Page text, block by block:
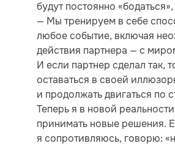
будут постоянно
— Мы тренируем в себе
любое событие, включая
действия партнера — с
И если партнер сделал так,
оставаться в своей
и продолжать двигаться по
Теперь я в новой
принимать новые решения.
я сопротивляюсь, говорю: